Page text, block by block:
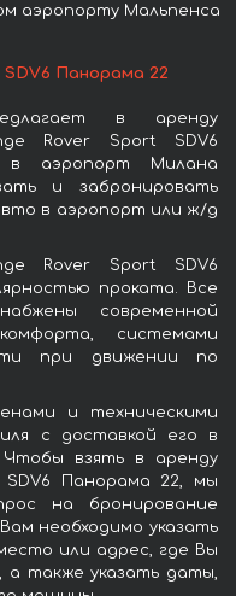
аэропорту Мальпенса
Панорама 22
в аренду
Rover Sport SDV6
аэропорт Милана
и забронировать
в аэропорт или ж/д
Rover Sport SDV6
проката. Все
современной
системами
при движении по
и техническими
с доставкой его в
взять в аренду
Панорама 22, мы
на бронирование
необходимо указать
или адрес, где Вы
также указать даты,